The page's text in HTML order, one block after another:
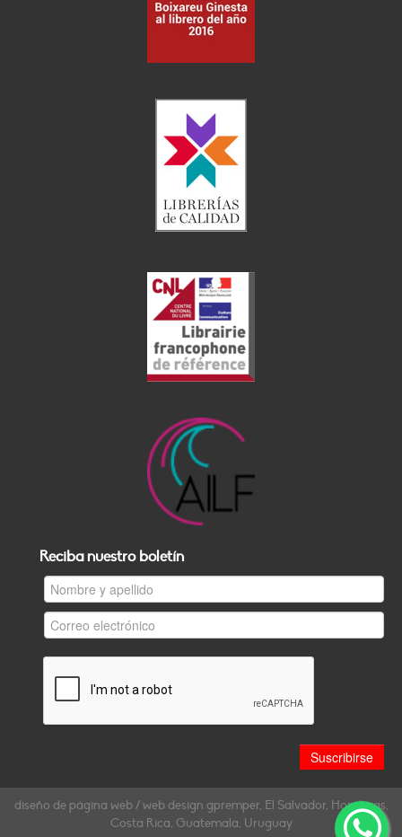
Reciba nuestro boletín
diseño de página web / web design gpremper, El Salvador, Honduras,
Costa Rica, Guatemala, Uruguay